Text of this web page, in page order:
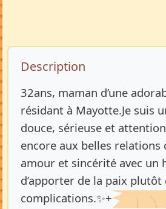
Description de
Description
32ans, maman d’une
résidant à Mayotte.Je suis
douce, sérieuse et
encore aux belles relations
amour et sincérité avec un
d’apporter de la paix plutôt
complications.✨+